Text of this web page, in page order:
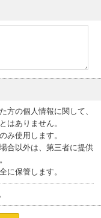
方の個人情報に関して、
はありません。
み使用します。
合以外は、第三者に提供
に保管します。